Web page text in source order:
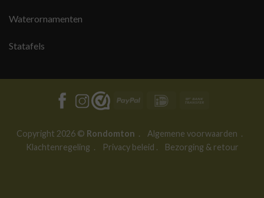
Waterornamenten
Statafels
PayPal IDeal
Copyright 2026 © Rondomton . Algemene voorwaarden .
Klachtenregeling . Privacy beleid . Bezorging & retour